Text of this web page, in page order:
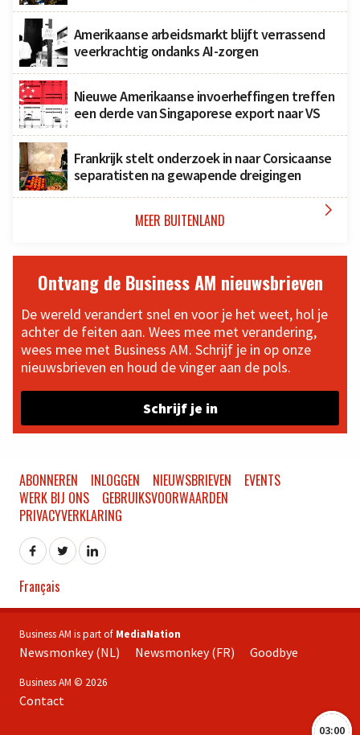
Amerikaanse arbeidsmarkt blijft verrassend
veerkrachtig ondanks AI-zorgen
Nieuwe Amerikaanse invoerheffingen treffen
een derde van Singaporese export naar VS
Frankrijk stelt onderzoek in naar Corsicaanse
separatisten na gewapende dreigingen
MEER BUITENLAND 
Ontvang de Business AM nieuwsbrieven
De wereld verandert snel en voor je het weet, hol je
achter de feiten aan. Wees mee met verandering,
wees mee met Business AM. Schrijf je in op onze
nieuwsbrieven en houd de vinger aan de pols.
Schrijf je in
03:00
ABONNEREN INLOGGEN NIEUWSBRIEVEN
EVENTS
WERK BIJ ONS
GEBRUIKSVOORWAARDEN
PRIVACYVERKLARING
Français
Business AM is part of MediaNation
Newsmonkey (NL) Newsmonkey (FR) Goodbye
Business AM © 2026
Contact